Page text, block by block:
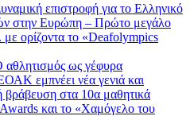
επιστροφή για το Ελληνικό
στην Ευρώπη – Πρώτο μεγάλο
ορίζοντα το «Deafolympics
αθλητισμός ως γέφυρα
εμπνέει νέα γενιά και
βράβευση στα 10α μαθητικά
και το «Χαμόγελο του